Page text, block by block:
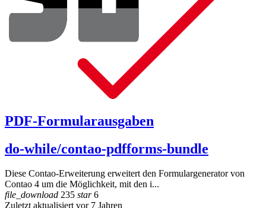
PDF-Formularausgaben
do-while/contao-pdfforms-bundle
Diese Contao-Erweiterung erweitert den Formulargenerator von
Contao 4 um die Möglichkeit, mit den i...
file_download 235 star6
Zuletzt aktualisiert vor 7 Jahren